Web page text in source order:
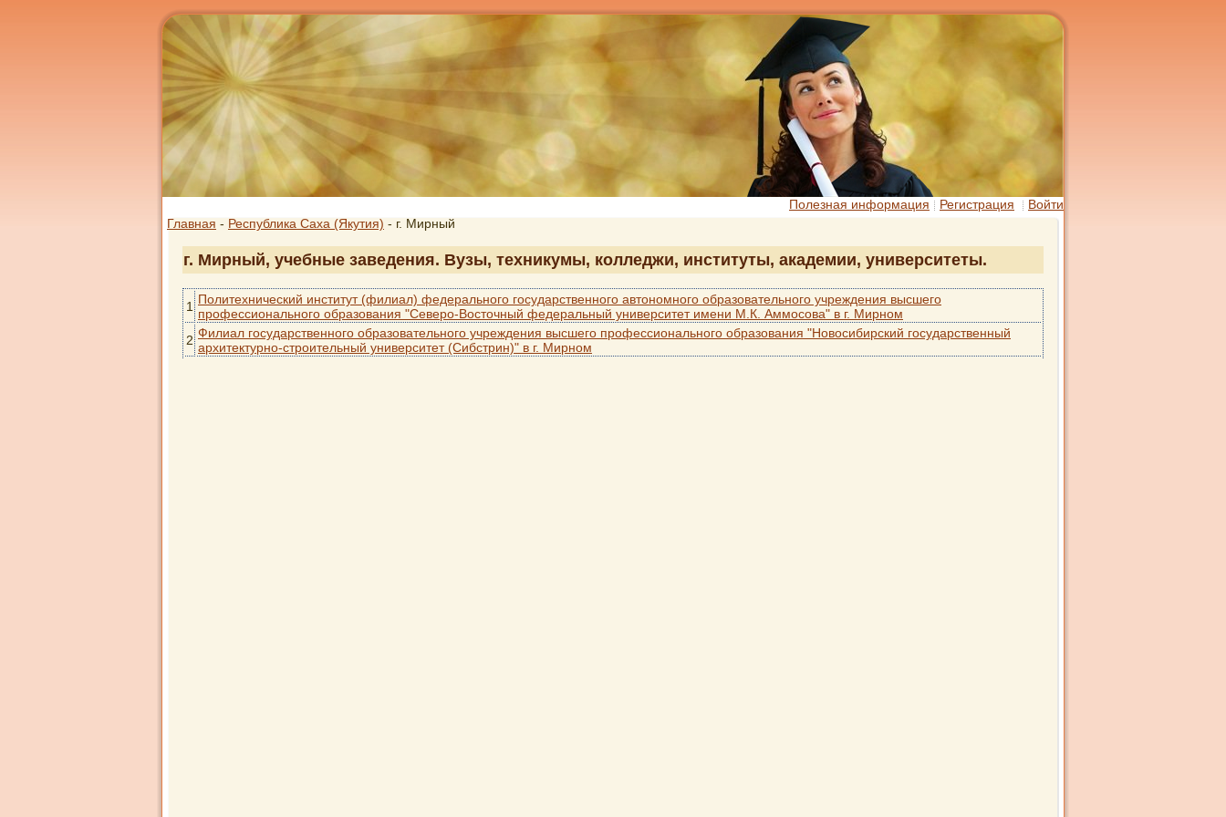
Полезная информация Регистрация
Войти
Главная - Республика Саха (Якутия) - г. Мирный
г. Мирный, учебные заведения. Вузы, техникумы, колледжи, институты, академии, университеты.
1 Политехнический институт (филиал) федерального государственного автономного образовательного учреждения высшего
профессионального образования "Северо-Восточный федеральный университет имени М.К. Аммосова" в г. Мирном
2 Филиал государственного образовательного учреждения высшего профессионального образования "Новосибирский государственный
архитектурно-строительный университет (Сибстрин)" в г. Мирном